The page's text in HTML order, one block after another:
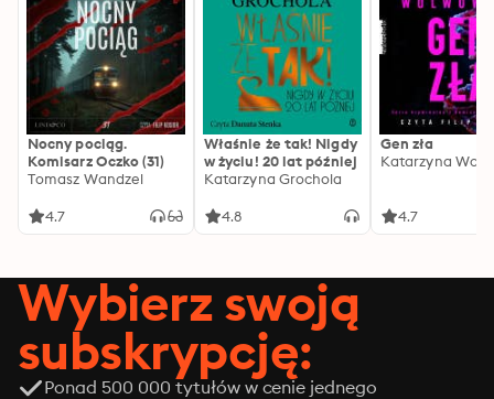
Nocny pociąg.
Komisarz Oczko (31)
Tomasz Wandzel
4.7
Właśnie że tak! Nigdy
w życiu! 20 lat później
Katarzyna Grochola
4.8
Gen zła
Katarzyna
4.7
Wybierz swoją
subskrypcję:
Ponad 500 000 tytułów w cenie jednego